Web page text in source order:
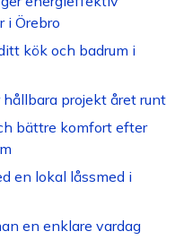
i Örebro
kök och badrum i
projekt året runt
bättre komfort efter
en lokal låssmed i
en enklare vardag